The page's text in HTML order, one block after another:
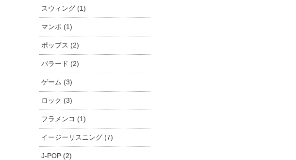
スウィング (1)
マンボ (1)
ポップス (2)
バラード (2)
ゲーム (3)
ロック (3)
フラメンコ (1)
イージーリスニング (7)
J-POP (2)